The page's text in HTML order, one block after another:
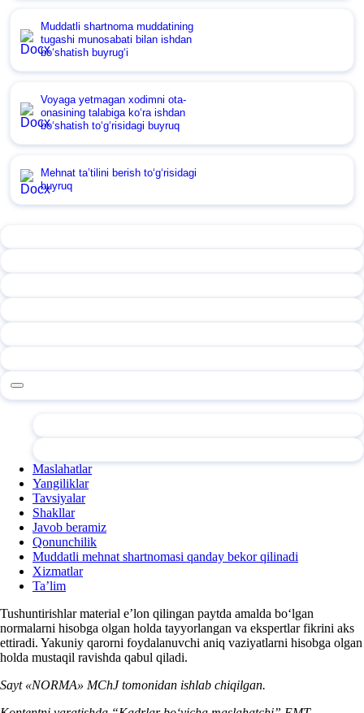
Muddatli shartnoma muddatining
tugashi munosabati bilan ishdan
boʻshatish buyrugʻi
Voyaga yetmagan хodimni ota-
onasining talabiga koʻra ishdan
boʻshatish toʻgʻrisidagi buyruq
Mehnat ta’tilini berish toʻgʻrisidagi
buyruq
Maslahatlar
Yangiliklar
Tavsiyalar
Shakllar
Javob beramiz
Qonunchilik
Muddatli mehnat shartnomasi qanday bekor qilinadi
Xizmatlar
Ta’lim
Tushuntirishlar material e’lon qilingan paytda amalda boʻlgan
normalarni hisobga olgan holda tayyorlangan va ekspertlar fikrini aks
ettiradi. Yakuniy qarorni foydalanuvchi aniq vaziyatlarni hisobga olgan
holda mustaqil ravishda qabul qiladi.
Sayt «NORMA» MChJ tomonidan ishlab chiqilgan.